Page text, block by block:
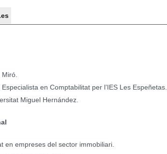
Miró.
en Comptabilitat per l’IES Les Espeñetas.
Miguel Hernández.
en empreses del sector immobiliari.